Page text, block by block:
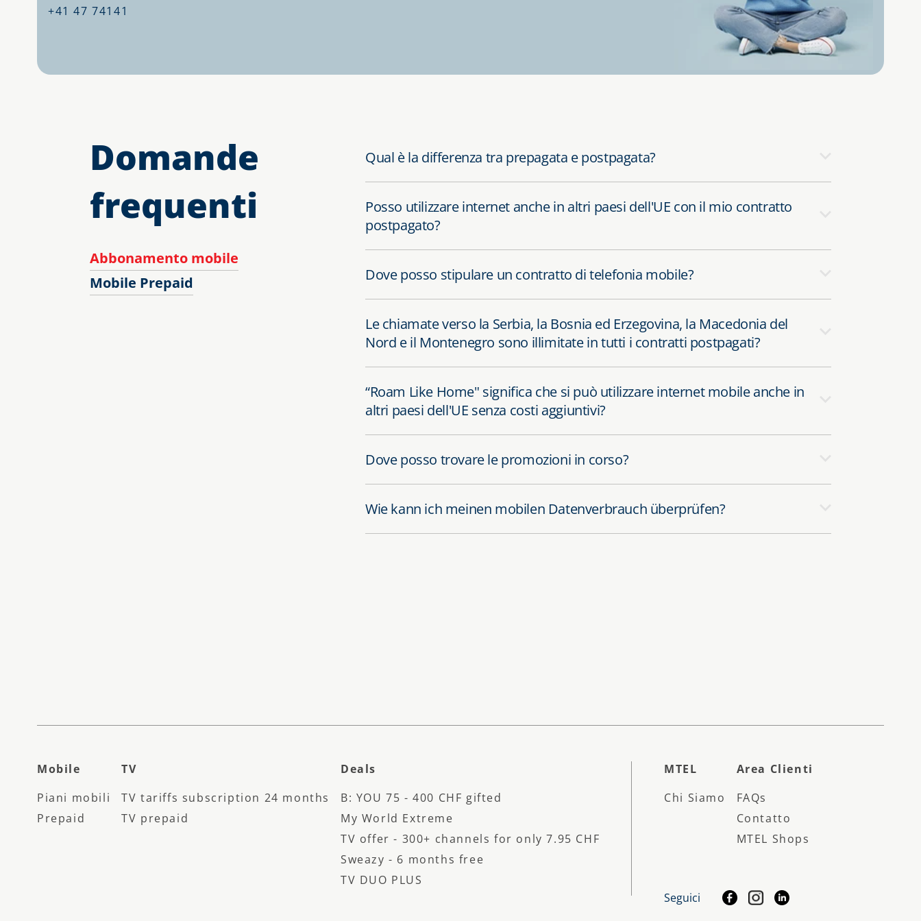
+41 47 74141
Domande
frequenti
Abbonamento mobile
Mobile Prepaid
Qual è la differenza tra prepagata e postpagata?
Posso utilizzare internet anche in altri paesi dell'UE con il mio contratto
postpagato?
Dove posso stipulare un contratto di telefonia mobile?
Le chiamate verso la Serbia, la Bosnia ed Erzegovina, la Macedonia del
Nord e il Montenegro sono illimitate in tutti i contratti postpagati?
“Roam Like Home" significa che si può utilizzare internet mobile anche in
altri paesi dell'UE senza costi aggiuntivi?
Dove posso trovare le promozioni in corso?
Wie kann ich meinen mobilen Datenverbrauch überprüfen?
Mobile
Piani mobili
Prepaid
TV
TV tariffs subscription 24 months
TV prepaid
Deals
B: YOU 75 - 400 CHF gifted
My World Extreme
TV offer - 300+ channels for only 7.95 CHF
Sweazy - 6 months free
TV DUO PLUS
MTEL
Chi Siamo
Area Clienti
FAQs
Contatto
MTEL Shops
Seguici